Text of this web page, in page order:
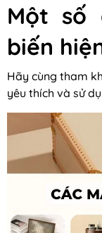
Một số
biến
Hãy cùng tham
yêu thích và sử